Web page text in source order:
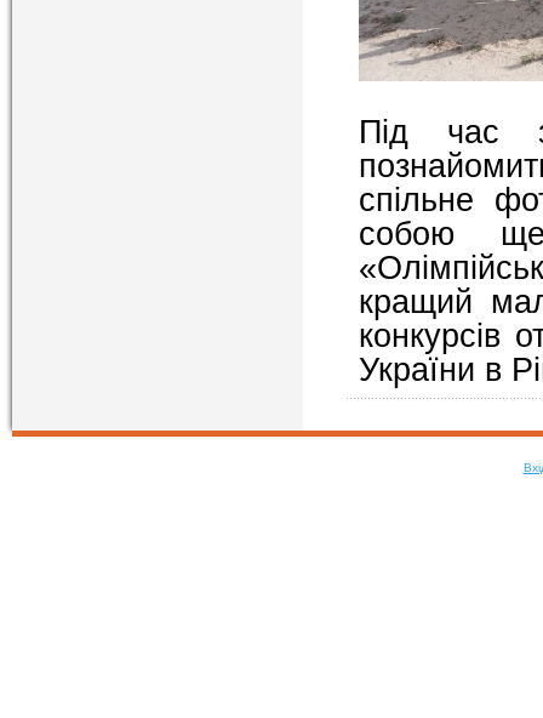
Під час
спільне
собою ще
кращий
конкурсів
України в